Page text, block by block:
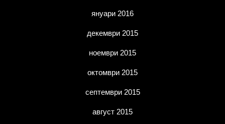
януари 2016
декември 2015
ноември 2015
октомври 2015
септември 2015
август 2015